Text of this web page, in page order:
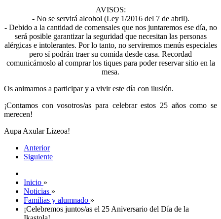
AVISOS:
- No se servirá alcohol (Ley 1/2016 del 7 de abril).
- Debido a la cantidad de comensales que nos juntaremos ese día, no
será posible garantizar la seguridad que necesitan las personas
alérgicas e intolerantes. Por lo tanto, no serviremos menús especiales
pero sí podrán traer su comida desde casa. Recordad
comunicárnoslo al comprar los tiques para poder reservar sitio en la
mesa.
Os animamos a participar y a vivir este día con ilusión.
¡Contamos con vosotros/as para celebrar estos 25 años como se
merecen!
Aupa Axular Lizeoa!
Anterior
Siguiente
Inicio »
Noticias »
Familias y alumnado »
¡Celebremos juntos/as el 25 Aniversario del Día de la